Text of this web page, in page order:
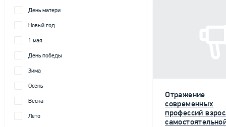
День матери
Новый год
1 мая
День победы
Зима
Осень
Весна
Лето
Отражение
современных
профессий